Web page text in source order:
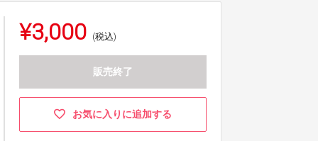
¥3,000 (税込)
販売終了
お気に入りに追加する